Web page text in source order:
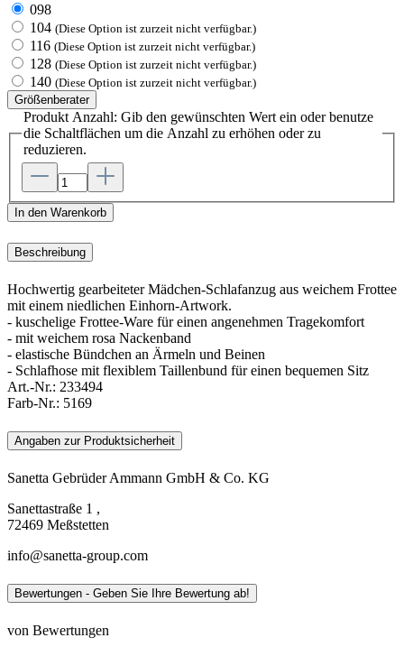
098
104 (Diese Option ist zurzeit nicht verfügbar.)
116 (Diese Option ist zurzeit nicht verfügbar.)
128 (Diese Option ist zurzeit nicht verfügbar.)
140 (Diese Option ist zurzeit nicht verfügbar.)
Größenberater
Produkt Anzahl: Gib den gewünschten Wert ein oder benutze
die Schaltflächen um die Anzahl zu erhöhen oder zu
reduzieren.
In den Warenkorb
Beschreibung
Hochwertig gearbeiteter Mädchen-Schlafanzug aus weichem Frottee
mit einem niedlichen Einhorn-Artwork.
- kuschelige Frottee-Ware für einen angenehmen Tragekomfort
- mit weichem rosa Nackenband
- elastische Bündchen an Ärmeln und Beinen
- Schlafhose mit flexiblem Taillenbund für einen bequemen Sitz
Art.-Nr.: 233494
Farb-Nr.: 5169
Angaben zur Produktsicherheit
Sanetta Gebrüder Ammann GmbH & Co. KG
Sanettastraße 1 ,
72469 Meßstetten
info@sanetta-group.com
Bewertungen - Geben Sie Ihre Bewertung ab!
von Bewertungen